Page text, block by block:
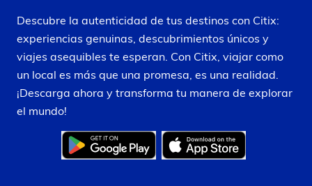
Descubre la autenticidad de tus destinos con Citix:
experiencias genuinas, descubrimientos únicos y
viajes asequibles te esperan. Con Citix, viajar como
un local es más que una promesa, es una realidad.
¡Descarga ahora y transforma tu manera de explorar
el mundo!